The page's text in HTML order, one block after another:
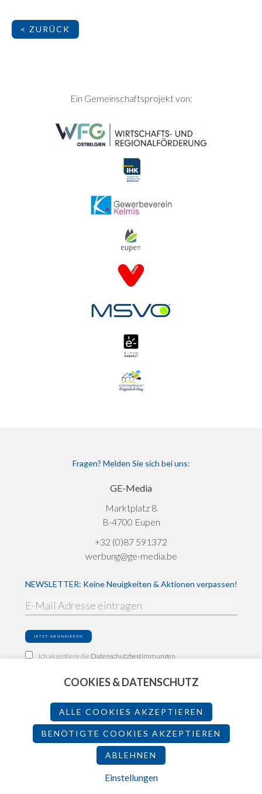
< ZURÜCK
SEITENFUSSEin Gemeinschaftsprojekt von:
Fragen? Melden Sie sich bei uns:
GE-Media
Marktplatz 8
B-4700 Eupen
+32 (0)87 591372
werbung@ge-media.be
NEWSLETTER: Keine Neuigkeiten & Aktionen verpassen!
Ich akzeptiere die Datenschutzbestimmungen
Impressum
Datenschutz
Teilnahmebedingungen
2026 - Made by
COOKIES & DATENSCHUTZ
ALLE COOKIES AKZEPTIEREN
BENÖTIGTE COOKIES AKZEPTIEREN
ABLEHNEN
Einstellungen